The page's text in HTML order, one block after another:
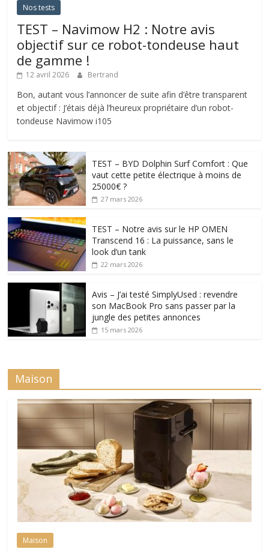
Nos tests
TEST – Navimow H2 : Notre avis
objectif sur ce robot-tondeuse haut
de gamme !
12 avril 2026 Bertrand
Bon, autant vous l’annoncer de suite afin d’être transparent
et objectif : J’étais déjà l’heureux propriétaire d’un robot-
tondeuse Navimow i105
TEST – BYD Dolphin Surf Comfort : Que
vaut cette petite électrique à moins de
25000€ ?
27 mars 2026
TEST – Notre avis sur le HP OMEN
Transcend 16 : La puissance, sans le
look d’un tank
22 mars 2026
Avis – J’ai testé SimplyUsed : revendre
son MacBook Pro sans passer par la
jungle des petites annonces
15 mars 2026
Maison
Maison